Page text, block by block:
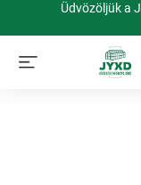
Üdvözöljük a